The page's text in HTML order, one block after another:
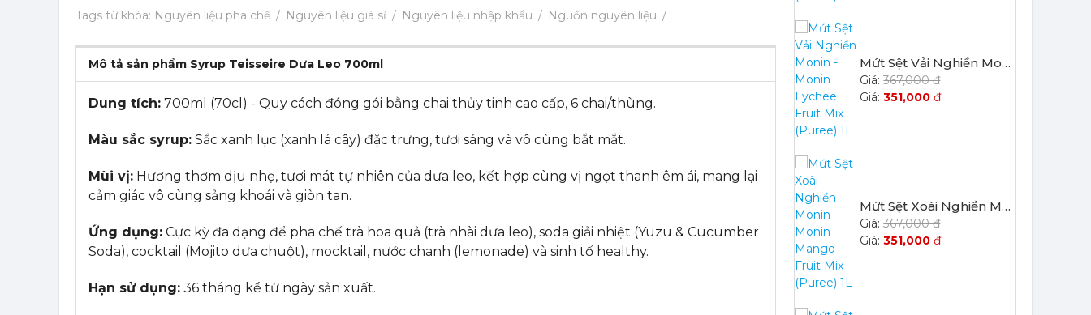
351,000 đ
403,700 đ
386,100đ
Tags từ khóa: Nguyên liệu pha chế Nguyên liệu giá sỉ Nguyên liệu nhập khẩu Nguồn nguyên liệu
Mô tả sản phẩm Syrup Teisseire Dưa Leo 700ml
Dung tích: 700ml (70cl) - Quy cách đóng gói bằng chai thủy tinh cao cấp, 6 chai/thùng.
Màu sắc syrup: Sắc xanh lục (xanh lá cây) đặc trưng, tươi sáng và vô cùng bắt mắt.
Mùi vị: Hương thơm dịu nhẹ, tươi mát tự nhiên của dưa leo, kết hợp cùng vị ngọt thanh êm ái, mang lại
cảm giác vô cùng sảng khoái và giòn tan.
Ứng dụng: Cực kỳ đa dạng để pha chế trà hoa quả (trà nhài dưa leo), soda giải nhiệt (Yuzu & Cucumber
Soda), cocktail (Mojito dưa chuột), mocktail, nước chanh (lemonade) và sinh tố healthy.
Hạn sử dụng: 36 tháng kể từ ngày sản xuất.